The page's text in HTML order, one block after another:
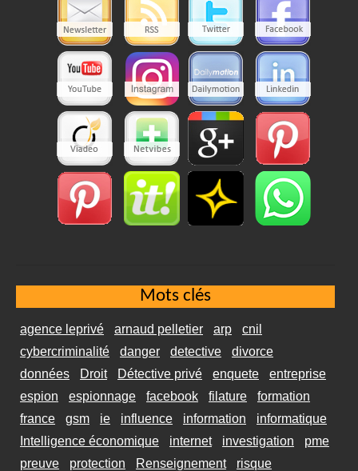
Mots clés
agence leprivé arnaud pelletier arp
cnil
cybercriminalité
danger detective
divorce
données
Droit Détective privé enquete
entreprise
espion
espionnage facebook filature
formation
france
gsm ie influence information
informatique
Intelligence économique
internet investigation
pme
preuve
protection Renseignement
risque